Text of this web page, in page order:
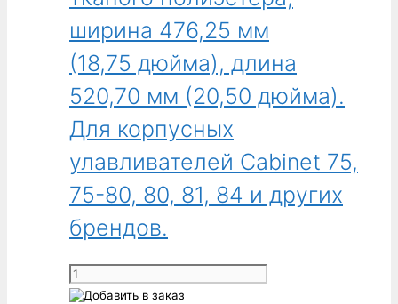
из
тканого
полиэстера,
ширина
476,25 мм
(18,75 дюйма),
длина
266,70 мм
(10,50 дюйма).
Для
корпусных
Cabinet
62,
ширина 476,25 мм
(18,75 дюйма), длина
520,70 мм (20,50 дюйма).
Для корпусных
улавливателей Cabinet 75,
75-80, 80, 81, 84 и других
брендов.
Количество
товара